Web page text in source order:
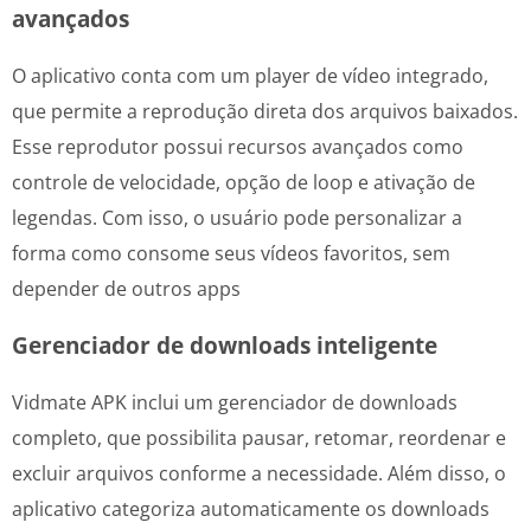
avançados
O aplicativo conta com um player de vídeo integrado,
que permite a reprodução direta dos arquivos baixados.
Esse reprodutor possui recursos avançados como
controle de velocidade, opção de loop e ativação de
legendas. Com isso, o usuário pode personalizar a
forma como consome seus vídeos favoritos, sem
depender de outros apps
Gerenciador de downloads inteligente
Vidmate APK inclui um gerenciador de downloads
completo, que possibilita pausar, retomar, reordenar e
excluir arquivos conforme a necessidade. Além disso, o
aplicativo categoriza automaticamente os downloads